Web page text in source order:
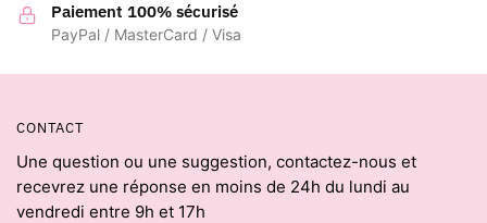
Paiement 100% sécurisé
PayPal / MasterCard / Visa
CONTACT
Une question ou une suggestion, contactez-nous et
recevrez une réponse en moins de 24h du lundi au
vendredi entre 9h et 17h